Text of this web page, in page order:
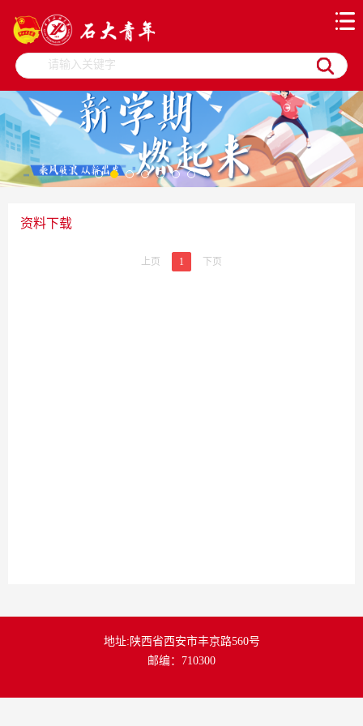
资料下载
上页 1 下页
地址:陕西省西安市丰京路560号
邮编：710300